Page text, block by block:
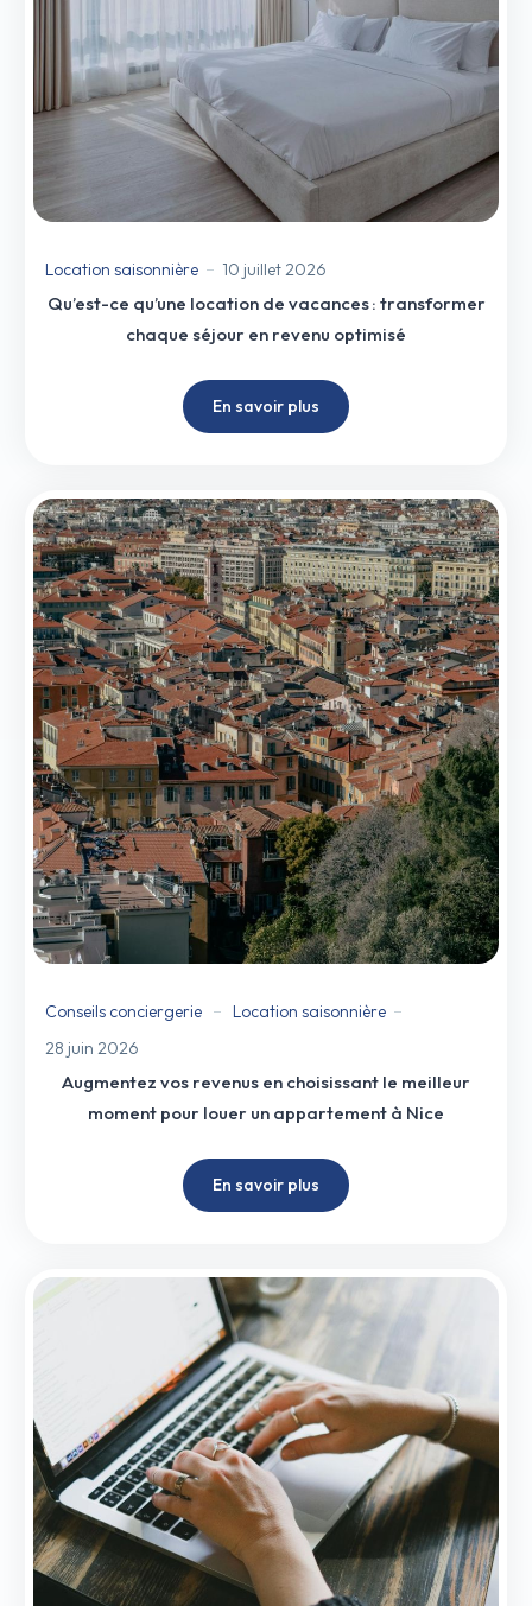
Location saisonnière 10 juillet 2026
Qu’est-ce qu’une location de vacances : transformer
chaque séjour en revenu optimisé
En savoir plus
Conseils conciergerie
Location saisonnière
28 juin 2026
Augmentez vos revenus en choisissant le meilleur
moment pour louer un appartement à Nice
En savoir plus